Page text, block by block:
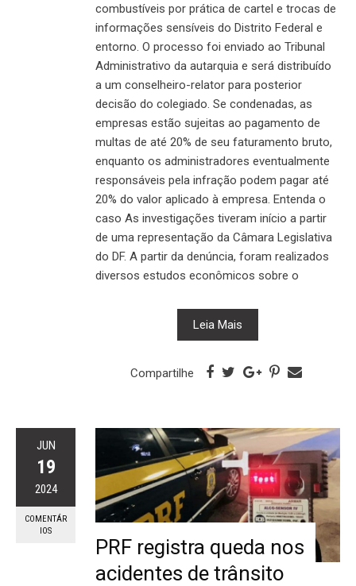
combustíveis por prática de cartel e trocas de
informações sensíveis do Distrito Federal e
entorno. O processo foi enviado ao Tribunal
Administrativo da autarquia e será distribuído
a um conselheiro-relator para posterior
decisão do colegiado. Se condenadas, as
empresas estão sujeitas ao pagamento de
multas de até 20% de seu faturamento bruto,
enquanto os administradores eventualmente
responsáveis pela infração podem pagar até
20% do valor aplicado à empresa. Entenda o
caso As investigações tiveram início a partir
de uma representação da Câmara Legislativa
do DF. A partir da denúncia, foram realizados
diversos estudos econômicos sobre o
Leia Mais
Compartilhe
JUN
19
2024
COMENTÁR
IOS
PRF registra queda nos
acidentes de trânsito